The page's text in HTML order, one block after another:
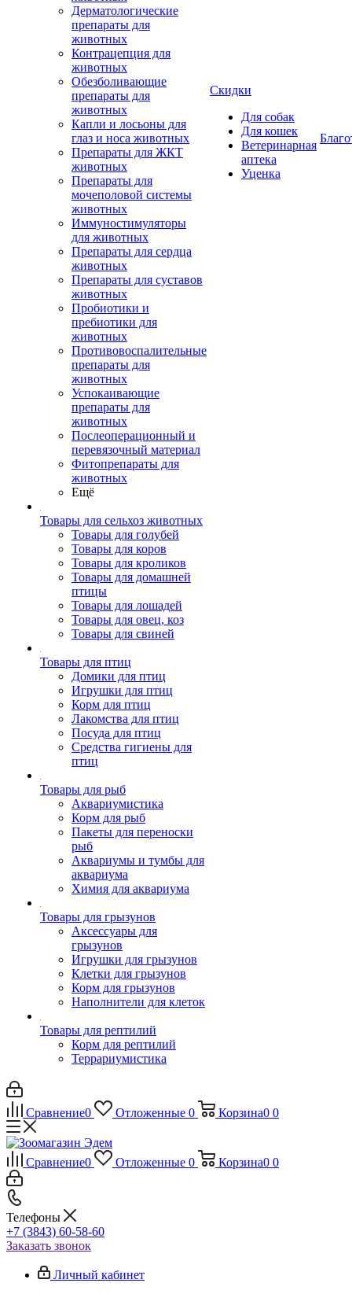
Дерматологические
препараты для
животных
Контрацепция для
животных
Обезболивающие
препараты для
животных
Капли и лосьоны для
глаз и носа животных
Препараты для ЖКТ
животных
Препараты для
мочеполовой системы
животных
Иммуностимуляторы
для животных
Препараты для сердца
животных
Препараты для суставов
животных
Пробиотики и
пребиотики для
животных
Противовоспалительные
препараты для
животных
Успокаивающие
препараты для
животных
Послеоперационный и
перевязочный материал
Фитопрепараты для
животных
Ещё
Товары для сельхоз животных
Товары для голубей
Товары для коров
Товары для кроликов
Товары для домашней
птицы
Товары для лошадей
Товары для овец, коз
Товары для свиней
Товары для птиц
Домики для птиц
Игрушки для птиц
Корм для птиц
Лакомства для птиц
Посуда для птиц
Средства гигиены для
птиц
Товары для рыб
Аквариумистика
Корм для рыб
Пакеты для переноски
рыб
Аквариумы и тумбы для
аквариума
Химия для аквариума
Товары для грызунов
Аксессуары для
грызунов
Игрушки для грызунов
Клетки для грызунов
Корм для грызунов
Наполнители для клеток
Товары для рептилий
Корм для рептилий
Террариумистика
Скидки
Для собак
Для кошек
Ветеринарная
аптека
Уценка
Сравнение0 Отложенные 0 Корзина0 0
Сравнение0 Отложенные 0 Корзина0 0
Телефоны
+7 (3843) 60-58-60
Заказать звонок
Личный кабинет